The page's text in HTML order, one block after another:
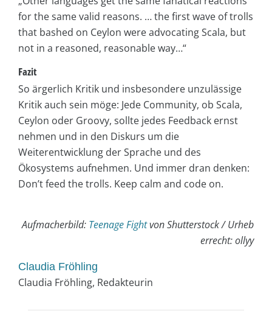
for the same valid reasons. … the first wave of trolls
that bashed on Ceylon were advocating Scala, but
not in a reasoned, reasonable way…“
Fazit
So ärgerlich Kritik und insbesondere unzulässige
Kritik auch sein möge: Jede Community, ob Scala,
Ceylon oder Groovy, sollte jedes Feedback ernst
nehmen und in den Diskurs um die
Weiterentwicklung der Sprache und des
Ökosystems aufnehmen. Und immer dran denken:
Don’t feed the trolls. Keep calm and code on.
Aufmacherbild: Teenage Fightvon Shutterstock / Urheb
errecht: ollyy
Claudia Fröhling
Claudia Fröhling, Redakteurin